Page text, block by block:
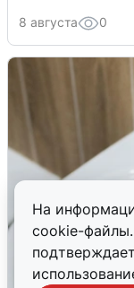
На
cookie-файлы.
8 августа 0